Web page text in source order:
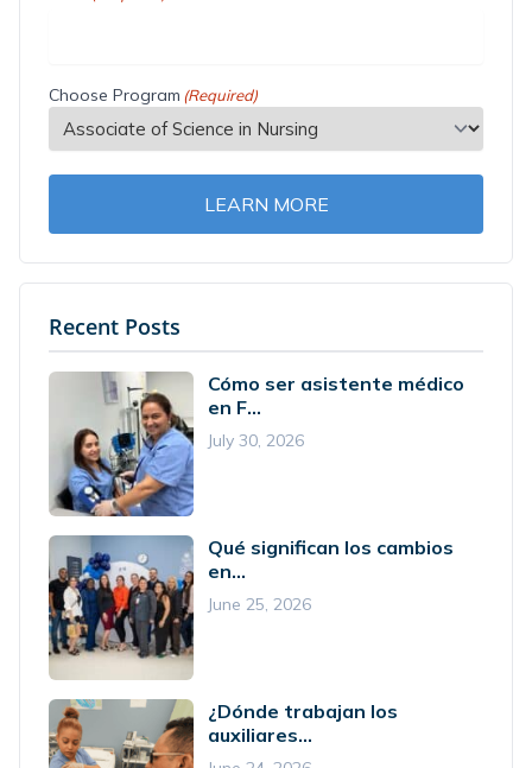
Choose Program (Required)
LEARN MORE
Recent Posts
Cómo ser asistente médico
en F...
July 30, 2026
Qué significan los cambios
en...
June 25, 2026
¿Dónde trabajan los
auxiliares...